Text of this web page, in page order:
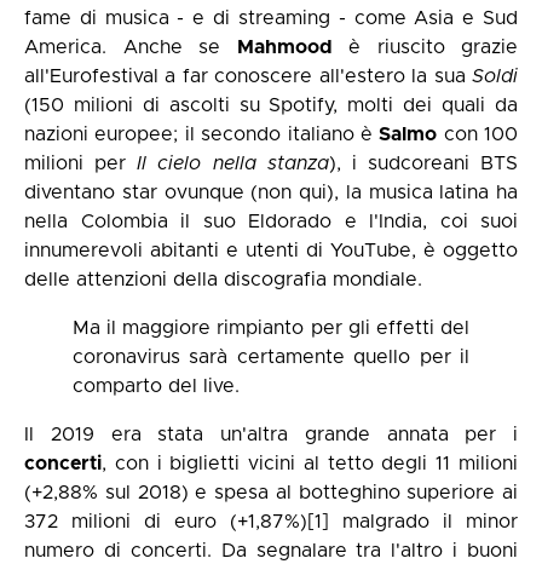
fame di musica - e di streaming - come Asia e Sud
America. Anche se
Mahmood
è riuscito grazie
all'Eurofestival a far conoscere all'estero la sua Soldi
(150 milioni di ascolti su Spotify, molti dei quali da
nazioni europee; il secondo italiano èSalmo con 100
milioni perIl cielo nella stanza), i sudcoreani BTS
diventano star ovunque (non qui), la musica latina ha
nella Colombia il suo Eldorado e l'India, coi suoi
innumerevoli abitanti e utenti di YouTube, è oggetto
delle attenzioni della discografia mondiale.
Ma il maggiore rimpianto per gli effetti del
coronavirus sarà certamente quello per il
comparto del live.
Il 2019 era stata un'altra grande annata per i
concerti, con i biglietti vicini al tetto degli 11 milioni
(+2,88% sul 2018) e spesa al botteghino superiore ai
372 milioni di euro (+1,87%) [1]
malgrado il minor
numero di concerti. Da segnalare tra l'altro i buoni